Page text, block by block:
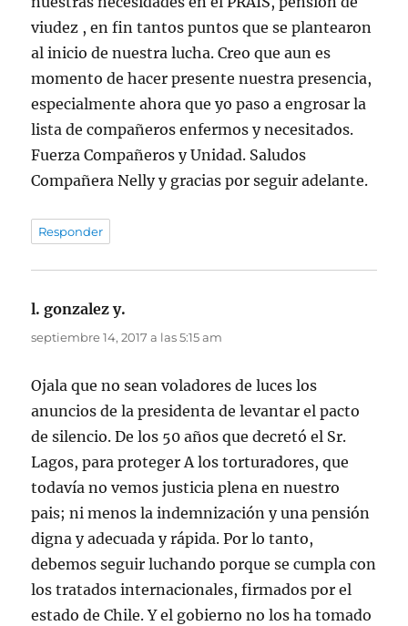
viudez , en fin tantos puntos que se plantearon
al inicio de nuestra lucha. Creo que aun es
momento de hacer presente nuestra presencia,
especialmente ahora que yo paso a engrosar la
lista de compañeros enfermos y necesitados.
Fuerza Compañeros y Unidad. Saludos
Compañera Nelly y gracias por seguir adelante.
Responder
l. gonzalez y.
septiembre 14, 2017 a las 5:15 am
Ojala que no sean voladores de luces los
anuncios de la presidenta de levantar el pacto
de silencio. De los 50 años que decretó el Sr.
Lagos, para proteger A los torturadores, que
todavía no vemos justicia plena en nuestro
pais; ni menos la indemnización y una pensión
digna y adecuada y rápida. Por lo tanto,
debemos seguir luchando porque se cumpla con
los tratados internacionales, firmados por el
estado de Chile. Y el gobierno no los ha tomado